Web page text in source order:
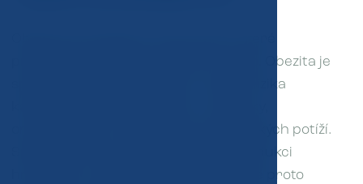
představuje závažné zdravotní riziko. Obezita je
spojena s řadou komplikací, včetně rizika
onkologických onemocnění a psychických potíží.
Správná intervence zaměřená na redukci
hmotnosti a zvýšení fyzické kondice je proto